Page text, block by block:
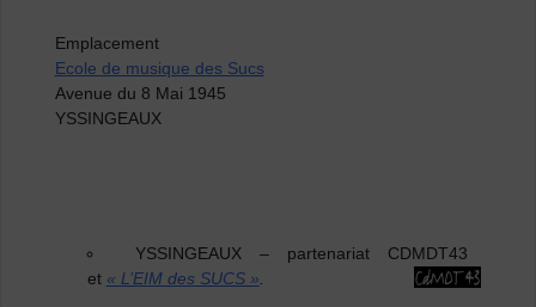
Emplacement
Ecole de musique des Sucs
Avenue du 8 Mai 1945
YSSINGEAUX
YSSINGEAUX – partenariat CDMDT43
et « L’EIM des SUCS »